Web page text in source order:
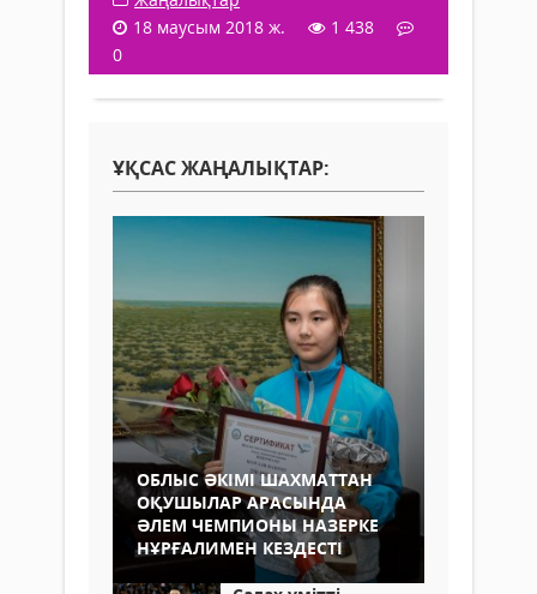
18 маусым 2018 ж.
1 438
0
ҰҚСАС ЖАҢАЛЫҚТАР:
ОБЛЫС ӘКІМІ ШАХМАТТАН
ОҚУШЫЛАР АРАСЫНДА
ӘЛЕМ ЧЕМПИОНЫ НАЗЕРКЕ
НҰРҒАЛИМЕН КЕЗДЕСТІ